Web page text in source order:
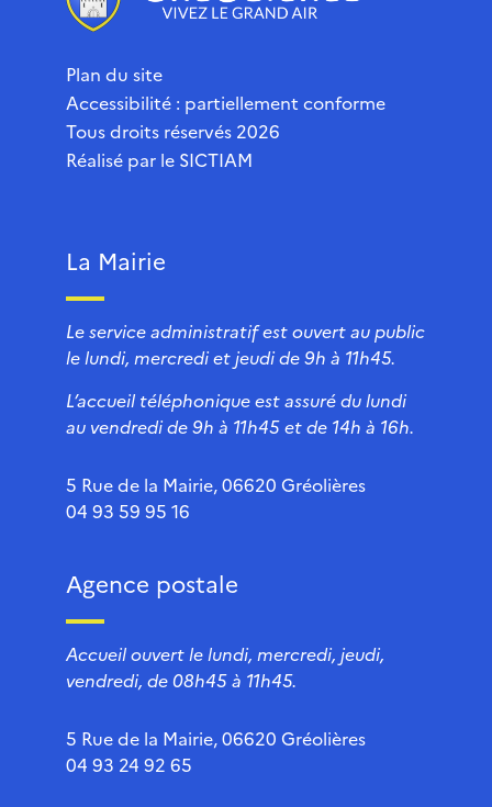
Plan du site
Accessibilité : partiellement conforme
Tous droits réservés 2026
Réalisé par le SICTIAM
La Mairie
Le service administratif est ouvert au public
le lundi, mercredi et jeudi de 9h à 11h45.
L’accueil téléphonique est assuré du lundi
au vendredi de 9h à 11h45 et de 14h à 16h.
5 Rue de la Mairie, 06620 Gréolières
04 93 59 95 16
Agence postale
Accueil ouvert le lundi, mercredi, jeudi,
vendredi, de 08h45 à 11h45.
5 Rue de la Mairie, 06620 Gréolières
04 93 24 92 65